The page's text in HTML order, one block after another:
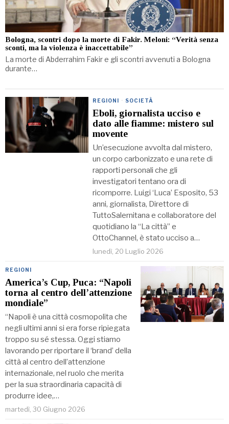
Bologna, scontri dopo la morte di Fakir. Meloni: “Verità senza
sconti, ma la violenza è inaccettabile”
La morte di Abderrahim Fakir e gli scontri avvenuti a Bologna
durante…
REGIONI · SOCIETÀ
Eboli, giornalista ucciso e
dato alle fiamme: mistero sul
movente
Un’esecuzione avvolta dal mistero,
un corpo carbonizzato e una rete di
rapporti personali che gli
investigatori tentano ora di
ricomporre. Luigi ‘Luca’ Esposito, 53
anni, giornalista, Direttore di
TuttoSalernitana e collaboratore del
quotidiano la “La città” e
OttoChannel, è stato ucciso a…
lunedì, 20 Luglio 2026
REGIONI
America’s Cup, Puca: “Napoli
torna al centro dell’attenzione
mondiale”
“Napoli è una città cosmopolita che
negli ultimi anni si era forse ripiegata
troppo su sé stessa. Oggi stiamo
lavorando per riportare il ‘brand’ della
città al centro dell’attenzione
internazionale, nel ruolo che merita
per la sua straordinaria capacità di
produrre idee,…
martedì, 30 Giugno 2026